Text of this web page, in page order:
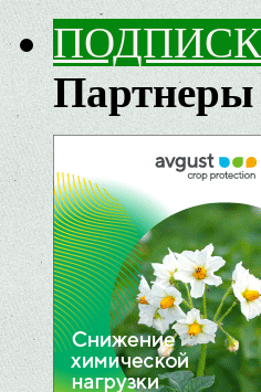
Партнеры